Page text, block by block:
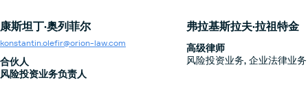
康斯坦丁·奥列菲尔
konstantin.olefir@orion-law.com
合伙人
风险投资业务负责人
弗拉基斯拉夫·拉祖特金
高级律师
风险投资业务, 企业法律业务